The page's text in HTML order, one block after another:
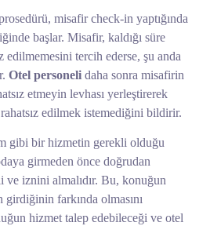
misafir check-in yaptığında
başlar. Misafir, kaldığı süre
edilmemesini tercih ederse, şu anda
Otel personeli daha sonra misafirin
etmeyin levhası yerleştirerek
edilmek istemediğini bildirir.
gibi bir hizmetin gerekli olduğu
girmeden önce doğrudan
ve iznini almalıdır. Bu, konuğun
farkında olmasını
hizmet talep edebileceği ve otel